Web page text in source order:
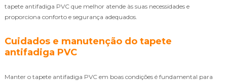
tapete antifadiga PVC que melhor atende às suas necessidades e
proporciona conforto e segurança adequados.
Cuidados e manutenção do tapete
antifadiga PVC
Manter o tapete antifadiga PVC em boas condições é fundamental para